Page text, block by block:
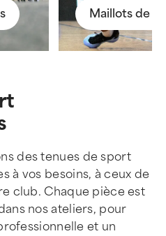
Maillots de
des tenues de sport
à vos besoins, à ceux de
club. Chaque pièce est
nos ateliers, pour
et un